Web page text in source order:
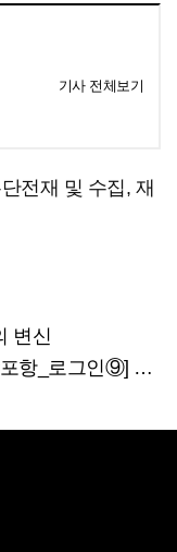
기사 전체보기
전재 및 수집, 재
변신
을 느끼고 싶을 때 ‘월포역’